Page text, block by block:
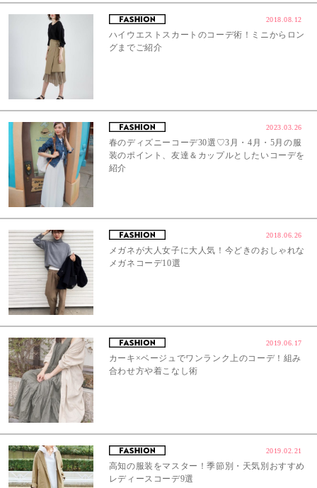
2018.08.12
ハイウエストスカートのコーデ術！ミニからロン
グまでご紹介
2023.03.26
春のディズニーコーデ30選♡3月・4月・5月の服
装のポイント、友達＆カップルとしたいコーデを
紹介
2018.06.26
メガネが大人女子に大人気！今どきのおしゃれな
メガネコーデ10選
2019.06.17
カーキ×ベージュでワンランク上のコーデ！組み
合わせ方や着こなし術
2019.02.21
高知の服装をマスター！季節別・天気別おすすめ
レディースコーデ9選